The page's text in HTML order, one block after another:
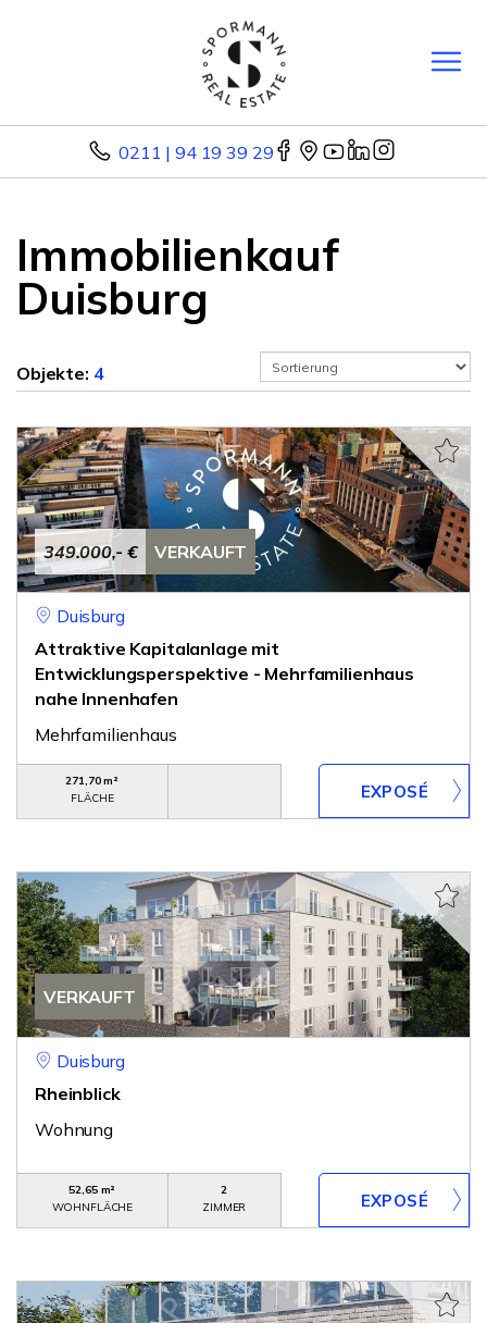
0211 | 94 19 39 29
Immobilienkauf
Duisburg
Objekte: 4
349.000,- € VERKAUFT
Duisburg
Attraktive Kapitalanlage mit
Entwicklungsperspektive - Mehrfamilienhaus
nahe Innenhafen
Mehrfamilienhaus
271,70 m²
FLÄCHE
VERKAUFT
Duisburg
Rheinblick
Wohnung
52,65 m²
WOHNFLÄCHE
2
ZIMMER